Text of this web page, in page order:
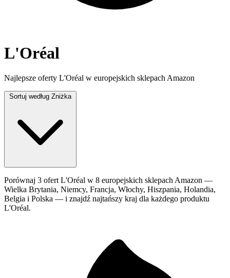
L'Oréal
Najlepsze oferty L'Oréal w europejskich sklepach Amazon
Sortuj według Zniżka
Porównaj 3 ofert L'Oréal w 8 europejskich sklepach Amazon —
Wielka Brytania, Niemcy, Francja, Włochy, Hiszpania, Holandia,
Belgia i Polska — i znajdź najtańszy kraj dla każdego produktu
L'Oréal.